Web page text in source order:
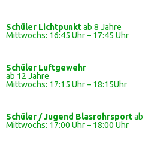
Schüler Lichtpunktab 8 Jahre
Mittwochs: 16:45 Uhr – 17:45 Uhr
Schüler Luftgewehr
ab 12 Jahre
Mittwochs: 17:15 Uhr – 18:15Uhr
Schüler / Jugend Blasrohrsportab
Mittwochs: 17:00 Uhr – 18:00 Uhr